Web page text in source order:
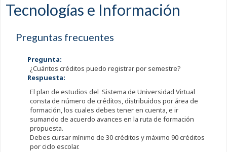
Tecnologías e Información
Preguntas frecuentes
Pregunta:
¿Cuántos créditos puedo registrar por semestre?
Respuesta:
El plan de estudios del Sistema de Universidad Virtual
consta de número de créditos, distribuidos por área de
formación, los cuales debes tener en cuenta, e ir
sumando de acuerdo avances en la ruta de formación
propuesta.
Debes cursar mínimo de 30 créditos y máximo 90 créditos
por ciclo escolar.